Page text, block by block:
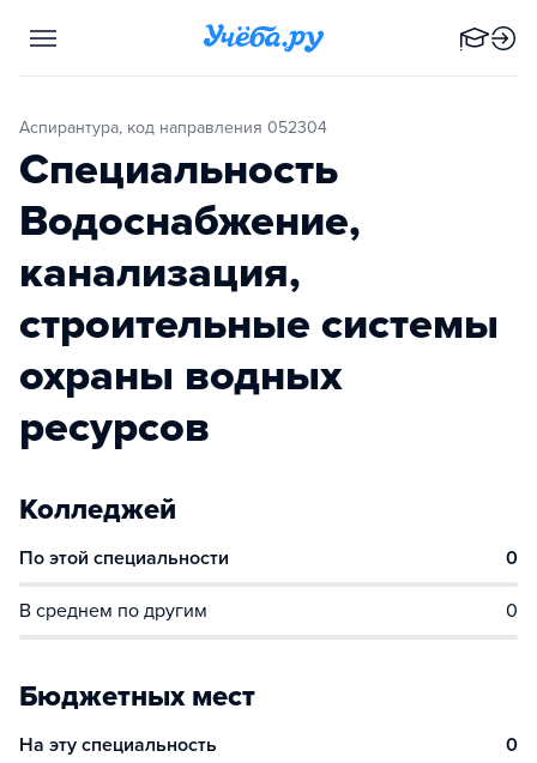
Аспирантура, код направления 052304
Специальность
Водоснабжение,
канализация,
строительные системы
охраны водных
ресурсов
Колледжей
По этой специальности 0
В среднем по другим 0
Бюджетных мест
На эту специальность 0